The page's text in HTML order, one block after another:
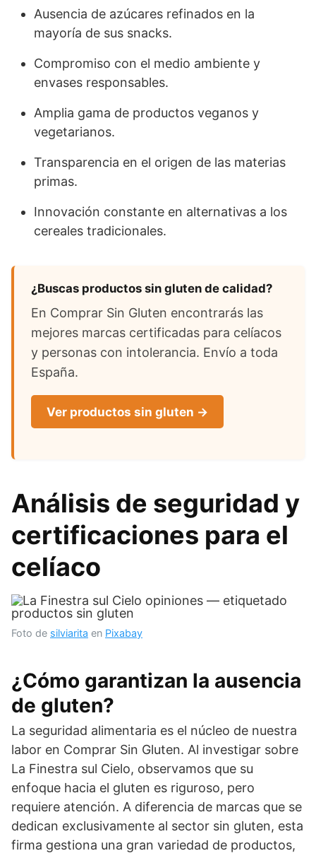
Ausencia de azúcares refinados en la
mayoría de sus snacks.
Compromiso con el medio ambiente y
envases responsables.
Amplia gama de productos veganos y
vegetarianos.
Transparencia en el origen de las materias
primas.
Innovación constante en alternativas a los
cereales tradicionales.
¿Buscas productos sin gluten de calidad?
En Comprar Sin Gluten encontrarás las
mejores marcas certificadas para celíacos
y personas con intolerancia. Envío a toda
España.
Ver productos sin gluten →
Análisis de seguridad y
certificaciones para el
celíaco
Foto de silviarita en Pixabay
¿Cómo garantizan la ausencia
de gluten?
La seguridad alimentaria es el núcleo de nuestra
labor en Comprar Sin Gluten. Al investigar sobre
La Finestra sul Cielo, observamos que su
enfoque hacia el gluten es riguroso, pero
requiere atención. A diferencia de marcas que se
dedican exclusivamente al sector sin gluten, esta
firma gestiona una gran variedad de productos,